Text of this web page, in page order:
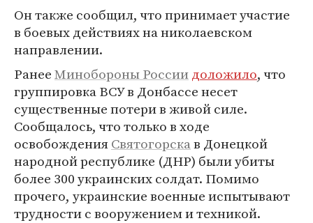
Он также сообщил, что принимает участие
в боевых действиях на николаевском
направлении.
РанееМинобороны Россиидоложило, что
группировка ВСУ в Донбассе несет
существенные потери в живой силе.
Сообщалось, что только в ходе
освобожденияСвятогорскав Донецкой
народной республике (ДНР) были убиты
более 300 украинских солдат. Помимо
прочего, украинские военные испытывают
трудности с вооружением и техникой.